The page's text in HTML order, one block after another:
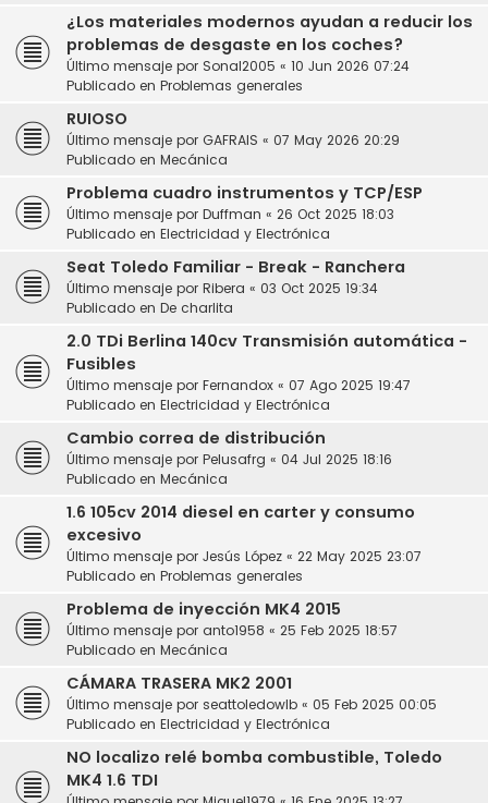
¿Los materiales modernos ayudan a reducir los
problemas de desgaste en los coches?
Último mensaje por Sonal2005 « 10 Jun 2026 07:24
Publicado en Problemas generales
RUIOSO
Último mensaje por GAFRAIS « 07 May 2026 20:29
Publicado en Mecánica
Problema cuadro instrumentos y TCP/ESP
Último mensaje por Duffman « 26 Oct 2025 18:03
Publicado en Electricidad y Electrónica
Seat Toledo Familiar - Break - Ranchera
Último mensaje por Ribera « 03 Oct 2025 19:34
Publicado en De charlita
2.0 TDi Berlina 140cv Transmisión automática -
Fusibles
Último mensaje por Fernandox « 07 Ago 2025 19:47
Publicado en Electricidad y Electrónica
Cambio correa de distribución
Último mensaje por Pelusafrg « 04 Jul 2025 18:16
Publicado en Mecánica
1.6 105cv 2014 diesel en carter y consumo
excesivo
Último mensaje por Jesús López « 22 May 2025 23:07
Publicado en Problemas generales
Problema de inyección MK4 2015
Último mensaje por anto1958 « 25 Feb 2025 18:57
Publicado en Mecánica
CÁMARA TRASERA MK2 2001
Último mensaje por seattoledowlb « 05 Feb 2025 00:05
Publicado en Electricidad y Electrónica
NO localizo relé bomba combustible, Toledo
MK4 1.6 TDI